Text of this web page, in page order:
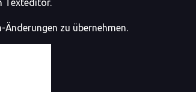
Texteditor.
zu übernehmen.